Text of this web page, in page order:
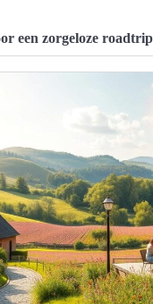
een zorgeloze roadtrip